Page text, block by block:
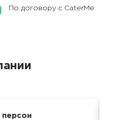
По договору с CaterMe
персон